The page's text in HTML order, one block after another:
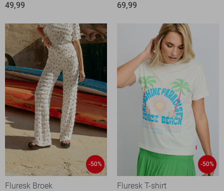
49,99
69,99
-50%
Fluresk Broek
-50%
Fluresk T-shirt